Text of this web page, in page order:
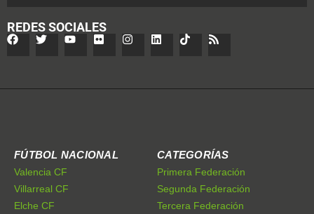
REDES SOCIALES
FÚTBOL NACIONAL
Valencia CF
Villarreal CF
Elche CF
CATEGORÍAS
Primera Federación
Segunda Federación
Tercera Federación